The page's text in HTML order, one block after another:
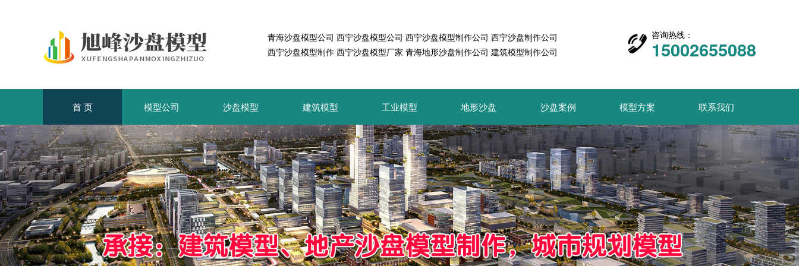
青海沙盘模型公司 西宁沙盘模型公司 西宁沙盘模型制作公司 西宁沙盘制作公司
西宁沙盘模型制作 西宁沙盘模型厂家 青海地形沙盘制作公司 建筑模型制作公司
咨询热线：
15002655088
首 页 模型公司 沙盘模型 建筑模型 工业模型 地形沙盘 沙盘案例 模型方案 联系我们